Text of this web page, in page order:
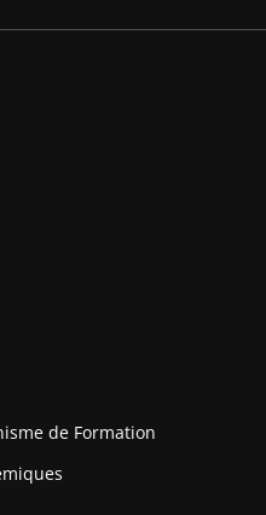
de Formation